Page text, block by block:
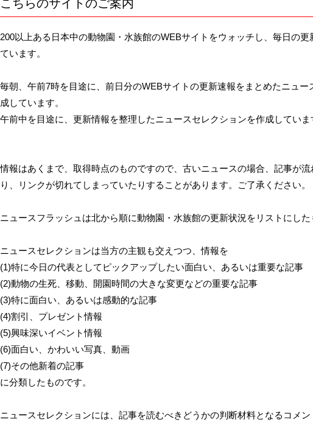
こちらのサイトのご案内
200以上ある日本中の動物園・水族館のWEBサイトをウォッチし、毎日の更
ています。
毎朝、午前7時を目途に、前日分のWEBサイトの更新速報をまとめたニュー
成しています。
午前中を目途に、更新情報を整理したニュースセレクションを作成していま
情報はあくまで、取得時点のものですので、古いニュースの場合、記事が流
り、リンクが切れてしまっていたりすることがあります。ご了承ください。
ニュースフラッシュは北から順に動物園・水族館の更新状況をリストにした
ニュースセレクションは当方の主観も交えつつ、情報を
(1)特に今日の代表としてピックアップしたい面白い、あるいは重要な記事
(2)動物の生死、移動、開園時間の大きな変更などの重要な記事
(3)特に面白い、あるいは感動的な記事
(4)割引、プレゼント情報
(5)興味深いイベント情報
(6)面白い、かわいい写真、動画
(7)その他新着の記事
に分類したものです。
ニュースセレクションには、記事を読むべきどうかの判断材料となるコメン